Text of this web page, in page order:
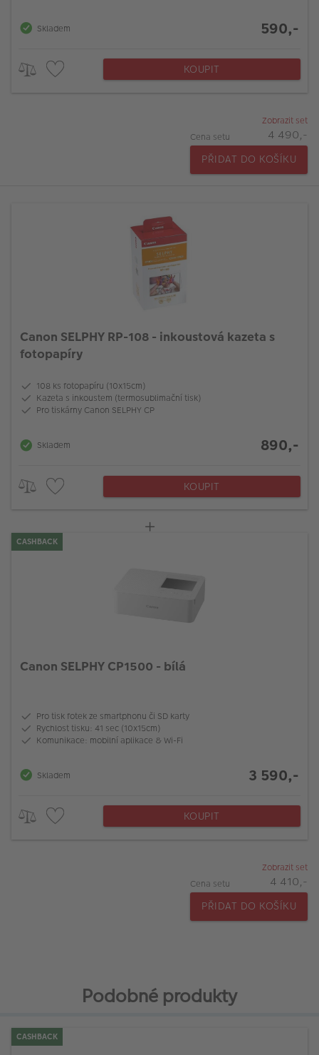
Skladem 590,-
KOUPIT
Zobrazit set
Cena setu
4 490,-
PŘIDAT DO KOŠÍKU
Canon SELPHY RP-108 - inkoustová kazeta s
fotopapíry
108 ks fotopapíru (10x15cm)
Kazeta s inkoustem (termosublimační tisk)
Pro tiskárny Canon SELPHY CP
Skladem 890,-
KOUPIT
CASHBACK
Canon SELPHY CP1500 - bílá
Pro tisk fotek ze smartphonu či SD karty
Rychlost tisku: 41 sec (10x15cm)
Komunikace: mobilní aplikace & Wi-Fi
Skladem 3 590,-
KOUPIT
Zobrazit set
Cena setu
4 410,-
PŘIDAT DO KOŠÍKU
Podobné produkty
CASHBACK